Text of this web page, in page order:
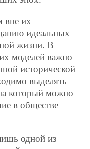
вне их
идеальных
жизни. В
моделей важно
исторической
выделять
который можно
в обществе
одной из